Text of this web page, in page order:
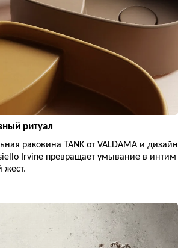
ритуал
раковина TANK от VALDAMA и дизайн
Irvine превращает умывание в интим
жест.